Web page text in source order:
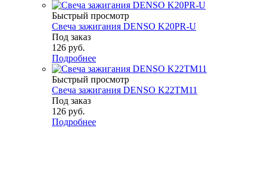
Быстрый просмотр
Свеча зажигания DENSO K20PR-U
Под заказ
126 руб.
Подробнее
Быстрый просмотр
Свеча зажигания DENSO K22TM11
Под заказ
126 руб.
Подробнее